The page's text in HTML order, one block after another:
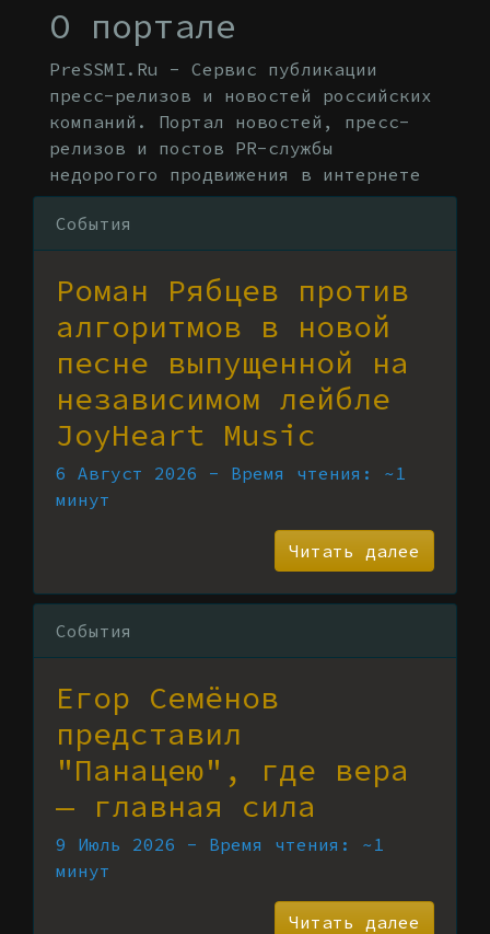
О портале
PreSSMI.Ru - Сервис публикации
пресс-релизов и новостей российских
компаний. Портал новостей, пресс-
релизов и постов PR-службы
недорогого продвижения в интернете
События
Роман Рябцев против
алгоритмов в новой
песне выпущенной на
независимом лейбле
JoyHeart Music
6 Август 2026 - Время чтения: ~1
минут
Читать далее
События
Егор Семёнов
представил
"Панацею", где вера
— главная сила
9 Июль 2026 - Время чтения: ~1
минут
Читать далее